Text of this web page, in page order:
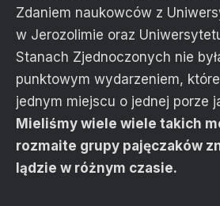
Zdaniem naukowców z
w Jerozolimie oraz
Stanach Zjednoczonych nie
punktowym wydarzeniem,
jednym miejscu o jednej porze
Mieliśmy wiele wiele takich
rozmaite grupy pajęczaków
lądzie w różnym czasie.